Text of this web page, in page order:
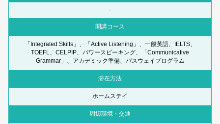
-
開講コース
「Integrated Skills」、「Active Listening」、一般英語、IELTS、
TOEFL、CELPIP、パワースピーキング、「Communicative
Grammar」、アカデミック準備、パスウェイプログラム
滞在方法
ホームステイ
周辺環境・交通